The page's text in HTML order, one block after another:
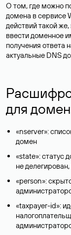
О том, где можно
домена в сервисе
действий такой
ввести доменное
получения ответа
актуальные DNS
для
«nserver»:
домен
«state»: статус
не
«person»:
«taxpayer-id»: